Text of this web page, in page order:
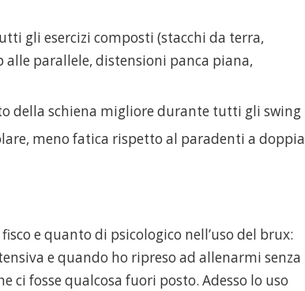
gli esercizi composti (stacchi da terra,
alle parallele, distensioni panca piana,
della schiena migliore durante tutti gli swing
meno fatica rispetto al paradenti a doppia
e quanto di psicologico nell’uso del brux:
e quando ho ripreso ad allenarmi senza
ci fosse qualcosa fuori posto. Adesso lo uso